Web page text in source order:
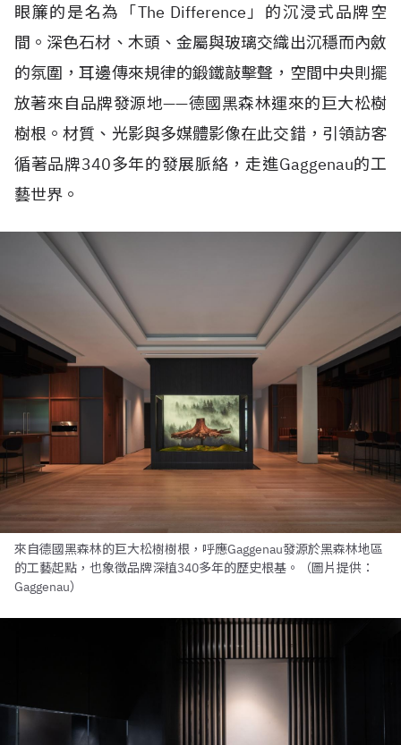
眼簾的是名為「The Difference」的沉浸式品牌空
間。深色石材、木頭、金屬與玻璃交織出沉穩而內斂
的氛圍，耳邊傳來規律的鍛鐵敲擊聲，空間中央則擺
放著來自品牌發源地——德國黑森林運來的巨大松樹
樹根。材質、光影與多媒體影像在此交錯，引領訪客
循著品牌340多年的發展脈絡，走進Gaggenau的工
藝世界。
來自德國黑森林的巨大松樹樹根，呼應Gaggenau發源於黑森林地區
的工藝起點，也象徵品牌深植340多年的歷史根基。（圖片提供：
Gaggenau）